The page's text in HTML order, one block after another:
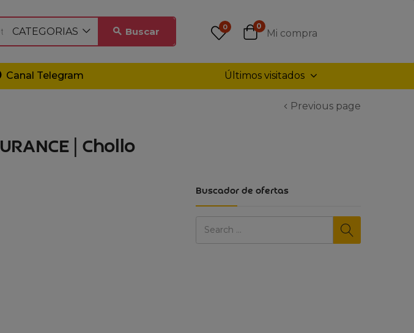
CATEGORIAS Buscar 0 0
Mi compra
Canal Telegram Últimos visitados
Previous page
Buscador de ofertas
| Chollo